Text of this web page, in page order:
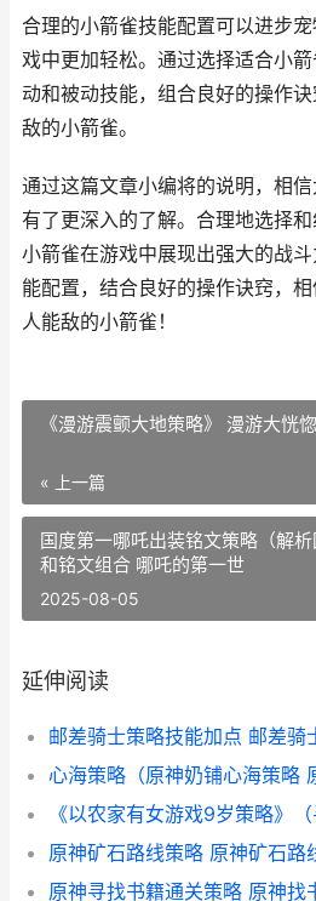
合理的小箭雀技能配置可以进步
戏中更加轻松。通过选择适合小
动和被动技能，组合良好的操作
敌的小箭雀。
通过这篇文章小编将的说明，相
有了更深入的了解。合理地选择
小箭雀在游戏中展现出强大的战
能配置，结合良好的操作诀窍，
人能敌的小箭雀！
《漫游震颤大地策略》 漫游大恍惚
« 上一篇
国度第一哪吒出装铭文策略（解
和铭文组合 哪吒的第一世
2025-08-05
延伸阅读
邮差骑士策略技能加点 邮差骑
心海策略（原神奶铺心海策略
原神矿石路线策略 原神矿石路
原神寻找书籍通关策略 原神找